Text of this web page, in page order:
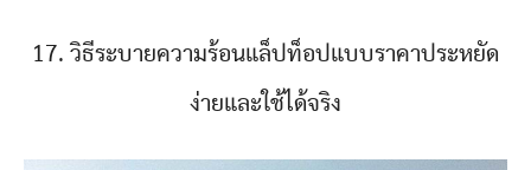
17. วิธีระบายความร้อนแล็ปท็อปแบบราคาประหยัด
ง่ายและใช้ได้จริง